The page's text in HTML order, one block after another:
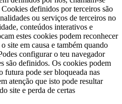
definidos por terceiros são
ou serviços de terceiros no
conteúdos interativos e
estes cookies podem reconhecer
site em causa e também quando
configurar o teu navegador
são definidos. Os cookies podem
futura pode ser bloqueada nas
atenção que isto pode resultar
site e perda de certas